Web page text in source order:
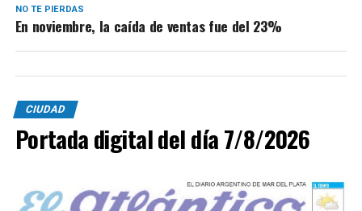
NO TE PIERDAS
En noviembre, la caída de ventas fue del 23%
CIUDAD
Portada digital del día 7/8/2026